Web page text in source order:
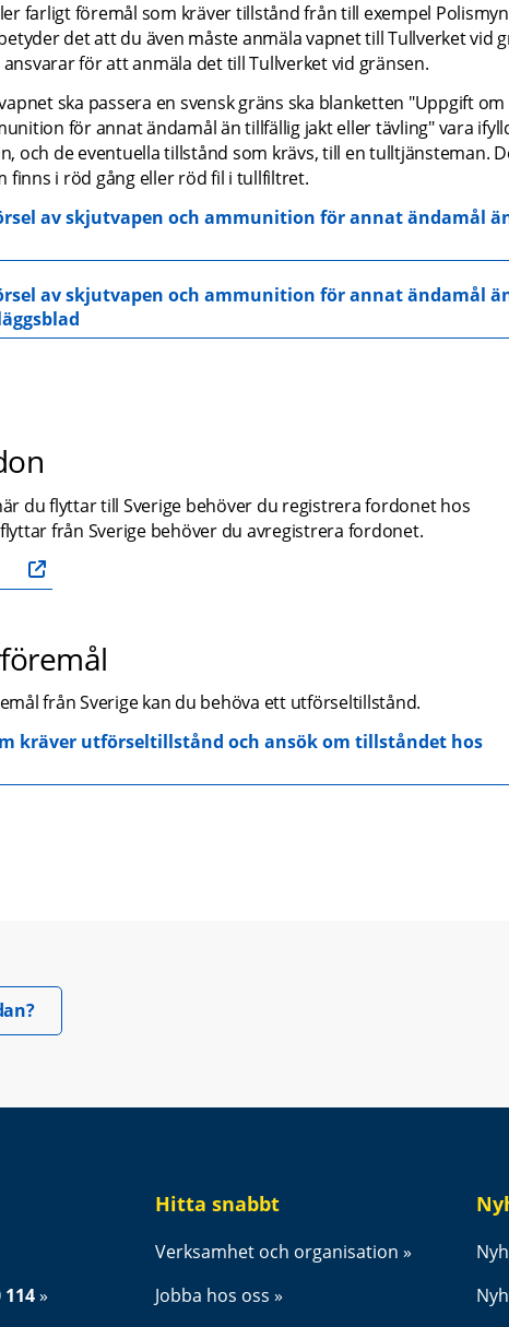
farligt föremål som kräver tillstånd från till exempel
det att du även måste anmäla vapnet till Tullverket vid
för att anmäla det till Tullverket vid gränsen.
ska passera en svensk gräns ska blanketten "Uppgift
för annat ändamål än tillfällig jakt eller tävling" vara
och de eventuella tillstånd som krävs, till en tulltjänsteman.
finns i röd gång eller röd fil i tullfiltret.
av skjutvapen och ammunition för annat ändamål
av skjutvapen och ammunition för annat ändamål
du flyttar till Sverige behöver du registrera fordonet hos
från Sverige behöver du avregistrera fordonet.
från Sverige kan du behöva ett utförseltillstånd.
kräver utförseltillstånd och ansök om tillståndet hos
Öppnas i nytt fönster.
114
Hitta snabbt
Verksamhet och organisation
Jobba hos oss